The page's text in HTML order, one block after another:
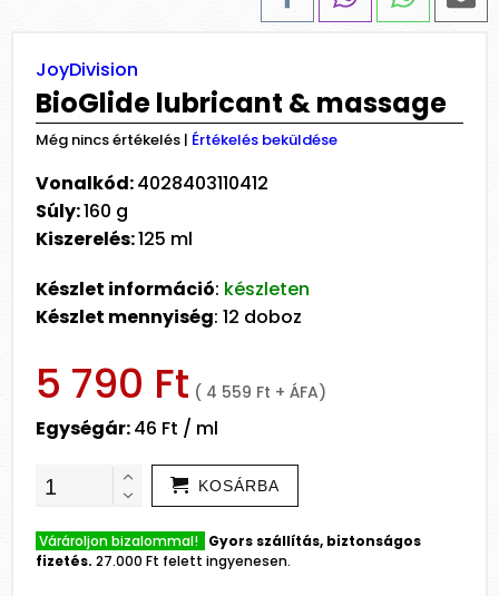
JoyDivision
BioGlide lubricant & massage
Még nincs értékelés | Értékelés beküldése
Vonalkód:4028403110412
Súly:160 g
Kiszerelés:125 ml
Készlet információ: készleten
Készlet mennyiség: 12 doboz
5 790 Ft ( 4 559 Ft + ÁFA)
Egységár:46 Ft / ml
KOSÁRBA
Várároljon bizalommal! Gyors szállítás, biztonságos
fizetés. 27.000 Ft felett ingyenesen.